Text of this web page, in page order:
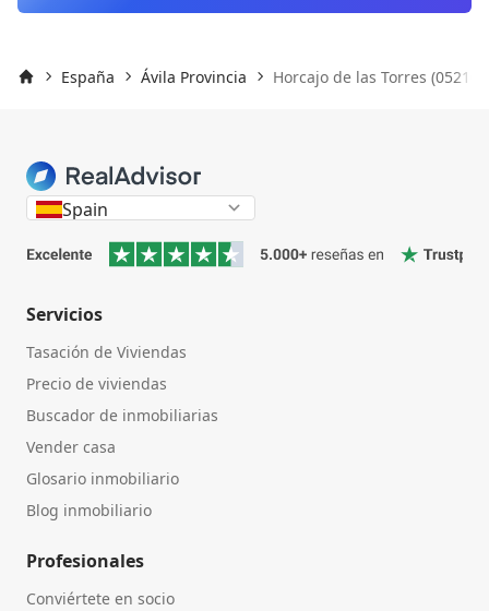
España Ávila Provincia Horcajo de las Torres (05210)
Spain
Servicios
Tasación de Viviendas
Precio de viviendas
Buscador de inmobiliarias
Vender casa
Glosario inmobiliario
Blog inmobiliario
Profesionales
Conviértete en socio